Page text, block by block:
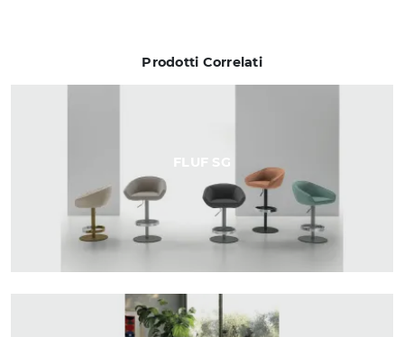
Prodotti Correlati